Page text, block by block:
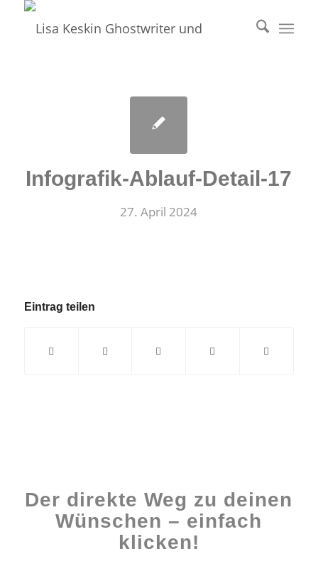
Infografik-Ablauf-Detail-17
27. April 2024
Eintrag teilen
Der direkte Weg zu deinen
Wünschen – einfach
klicken!